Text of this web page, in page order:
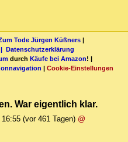
Tode Jürgen Küßners |
Datenschutzerklärung
durch Käufe bei Amazon! |
| Cookie-Einstellungen
War eigentlich klar.
16:55 (vor 461 Tagen) @